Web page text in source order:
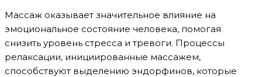
Массаж оказывает значительное влияние на
эмоциональное состояние человека, помогая
снизить уровень стресса и тревоги. Процессы
релаксации, инициированные массажем,
способствуют выделению эндорфинов, которые